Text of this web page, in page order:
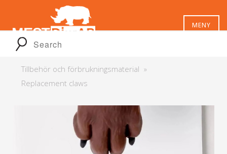
MENY
Tillbehör och förbrukningsmaterial
Replacement claws